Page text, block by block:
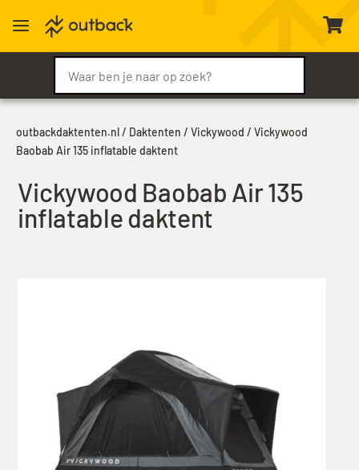
a 
outbackdaktenten.nl/ Daktenten / Vickywood / Vickywood
Baobab Air 135 inflatable daktent
Vickywood Baobab Air 135
inflatable daktent